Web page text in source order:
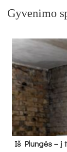
Gyvenimo
Iš Plungės – į